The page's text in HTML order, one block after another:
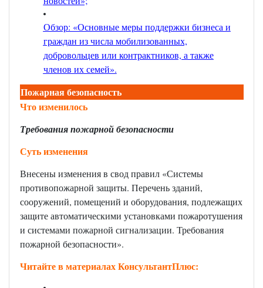
Обзор: «Основные меры поддержки бизнеса и
граждан из числа мобилизованных,
добровольцев или контрактников, а также
членов их семей».
Пожарная безопасность
Что изменилось
Требования пожарной безопасности
Суть изменения
Внесены изменения в свод правил «Системы
противопожарной защиты. Перечень зданий,
сооружений, помещений и оборудования, подлежащих
защите автоматическими установками пожаротушения
и системами пожарной сигнализации. Требования
пожарной безопасности».
Читайте в материалах КонсультантПлюс: